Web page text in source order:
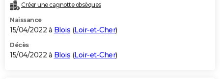
Créer une cagnotte obsèques
Naissance
15/04/2022 à Blois (Loir-et-Cher)
Décès
15/04/2022 à Blois (Loir-et-Cher)